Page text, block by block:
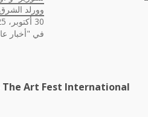
وورلد
30 أكتوبر، 2025
في "أخبار